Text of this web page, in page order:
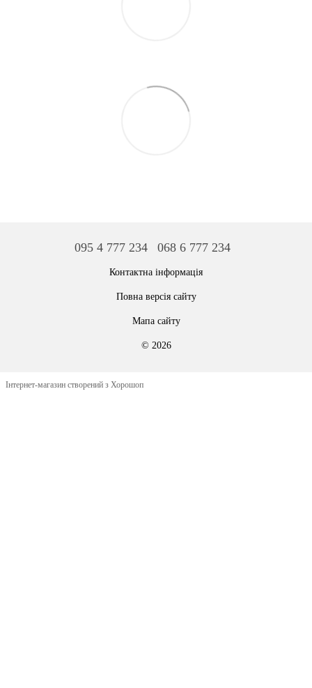
095 4 777 234 068 6 777 234
Контактна інформація
Повна версія сайту
Мапа сайту
© 2026
Інтернет-магазин створений з Хорошоп